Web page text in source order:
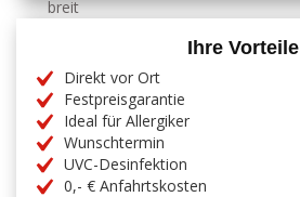
Ihre Vorteile
Direkt vor Ort
Festpreisgarantie
Ideal für Allergiker
Wunschtermin
UVC-Desinfektion
0,- € Anfahrtskosten